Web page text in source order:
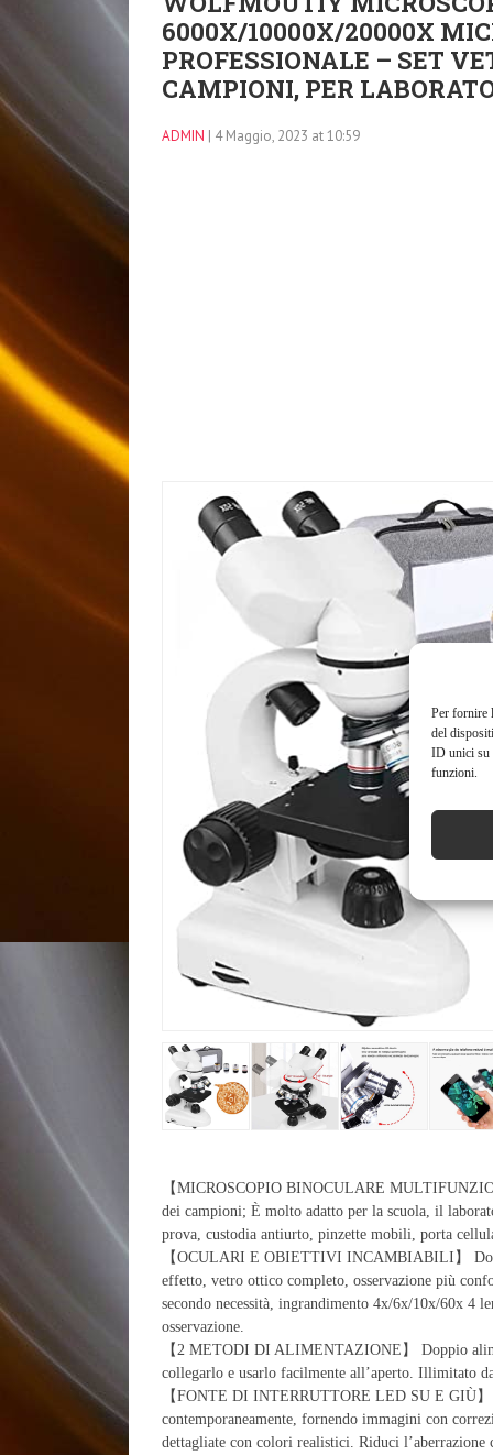
Per fornire
del
ID unici su
funzioni.
6000X/10000X/20000X
PROFESSIONALE – SET
CAMPIONI, PER
ADMIN | 4 Maggio, 2023 at 10:59
【MICROSCOPIO BINOCULARE
dei campioni; È molto adatto per la scuola, il
prova, custodia antiurto, pinzette mobili, porta
【OCULARI E OBIETTIVI INCAMBIABILI】
effetto, vetro ottico completo, osservazione più
secondo necessità, ingrandimento 4x/6x/10x/60x 4
osservazione.
【2 METODI DI ALIMENTAZIONE】 Doppio
collegarlo e usarlo facilmente all’aperto. Illimitato
【FONTE DI INTERRUTTORE LED SU E GIÙ
contemporaneamente, fornendo immagini con
dettagliate con colori realistici. Riduci